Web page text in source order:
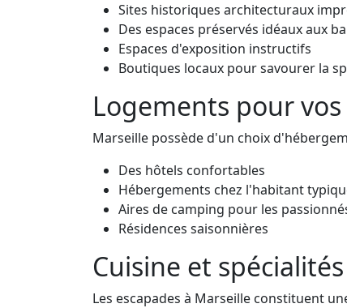
Sites historiques architecturaux
Des espaces préservés idéaux aux
Espaces d'exposition instructifs
Boutiques locaux pour savourer la
Logements pour
Marseille possède d'un choix
Des hôtels confortables
Hébergements chez l'habitant
Aires de camping pour les
Résidences saisonnières
Cuisine et
Les escapades à Marseille constituent